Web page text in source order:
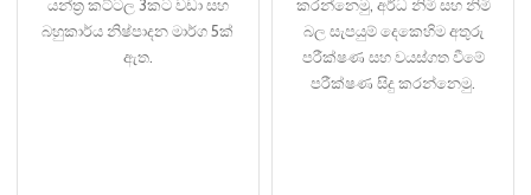
යන්ත්‍ර කට්ටල 3කට වඩා සහ
බහුකාර්ය නිෂ්පාදන මාර්ග 5ක්
ඇත.
කරන්නෙමු, අර්ධ නිමි සහ නිමි
බල සැපයුම් දෙකෙහිම අතුරු
පරීක්ෂණ සහ වයස්ගත වීමේ
පරීක්ෂණ සිදු කරන්නෙමු.